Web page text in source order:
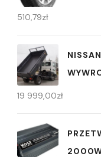
510,79zł
19 999,00zł